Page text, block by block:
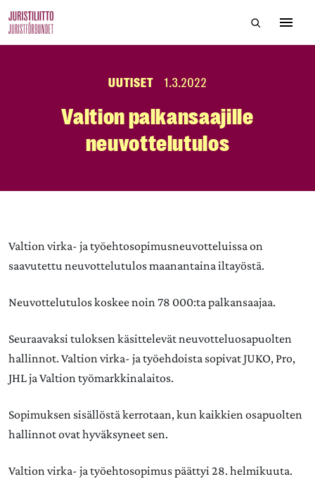
to
Hae
UUTISET 1.3.2022
Valtion palkansaajille
neuvottelutulos
Valtion virka- ja työehtosopimusneuvotteluissa on
saavutettu neuvottelutulos maanantaina iltayöstä.
Neuvottelutulos koskee noin 78 000:ta palkansaajaa.
Seuraavaksi tuloksen käsittelevät neuvotteluosapuolten
hallinnot. Valtion virka- ja työehdoista sopivat JUKO, Pro,
JHL ja Valtion työmarkkinalaitos.
Sopimuksen sisällöstä kerrotaan, kun kaikkien osapuolten
hallinnot ovat hyväksyneet sen.
Valtion virka- ja työehtosopimus päättyi 28. helmikuuta.